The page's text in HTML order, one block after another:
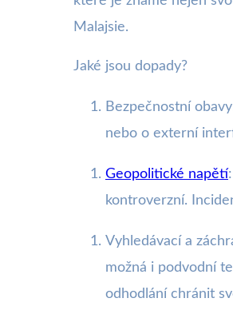
Malajsie.
Jaké jsou dopady?
Bezpečnostní
nebo o externí
Geopolitické napětí
kontroverzní.
Vyhledávací a
možná i podvodní
odhodlání chránit